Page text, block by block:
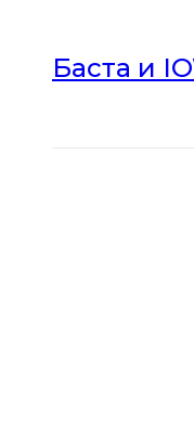
Баста и